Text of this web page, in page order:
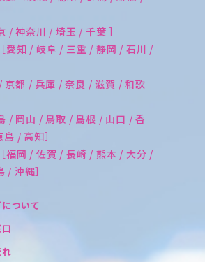
/ 神奈川 / 埼玉 / 千葉 ］
愛知 / 岐阜 / 三重 / 静岡 / 石川 /
京都 / 兵庫 / 奈良 / 滋賀 / 和歌
/ 岡山 / 鳥取 / 島根 / 山口 / 香
/ 高知］
福岡 / 佐賀 / 長崎 / 熊本 / 大分 /
/ 沖縄］
ついて